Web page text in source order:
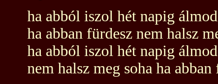
ha abból iszol hét napig
ha abban fürdesz nem halsz
ha abból iszol hét napig
nem halsz meg soha ha abban